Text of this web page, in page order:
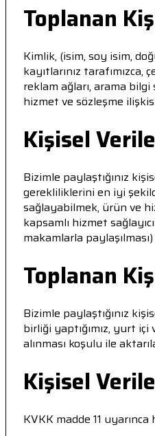
Toplanan
Kimlik, (isim, soy isim,
kayıtlarınız
reklam ağları, arama
hizmet ve sözleşme
Kişisel
Bizimle paylaştığınız
gerekliliklerini en iyi
sağlayabilmek, ürün ve
kapsamlı hizmet
makamlarla
Toplanan
Bizimle paylaştığınız
birliği yaptığımız, yurt
alınması koşulu ile
Kişisel
KVKK madde 11